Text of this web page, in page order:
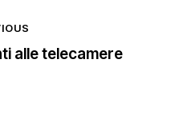
alle telecamere